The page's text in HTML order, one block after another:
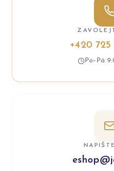
+420 725
Po–Pá